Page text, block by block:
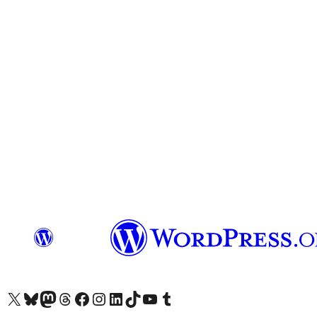
Visita il nostro account X (ex Twitter)
Visita il nostro account Bluesky
Visita il nostro account Mastodon
Visita il nostro account Threads
Visita la nostra pagina Facebook
Visita il nostro account Instagram
Visita il nostro account LinkedIn
Visita il nostro account TikTok
Visita il nostro canale YouTube
Visita il nostro account Tumblr